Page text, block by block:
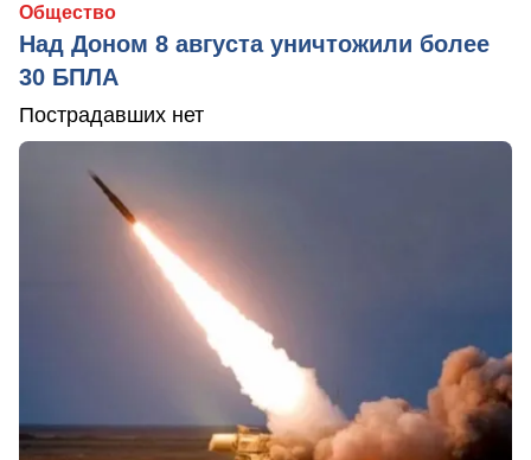
Общество
Над Доном 8 августа уничтожили более
30 БПЛА
Пострадавших нет